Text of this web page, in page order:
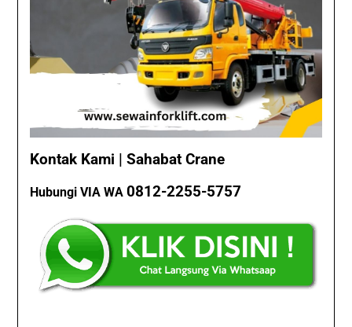
Kontak Kami | Sahabat Crane
Hubungi VIA WA0812-2255-5757